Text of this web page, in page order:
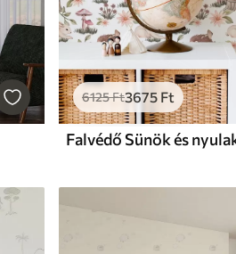
6125Ft3675 Ft